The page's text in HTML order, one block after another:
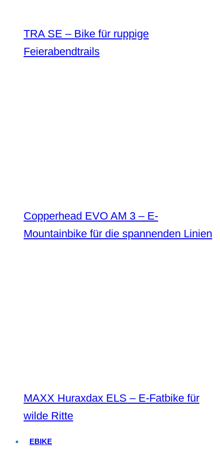
TRA SE – Bike für ruppige
Feierabendtrails
Copperhead EVO AM 3 – E-
Mountainbike für die spannenden Linien
MAXX Huraxdax ELS – E-Fatbike für
wilde Ritte
EBIKE